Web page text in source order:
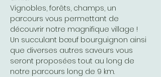
Vignobles, forêts, champs, un
parcours vous permettant de
découvrir notre magnifique village !
Un succulant bœuf bourguignon ainsi
que diverses autres saveurs vous
seront proposées tout au long de
notre parcours long de 9 km.